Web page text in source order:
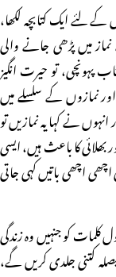
لئے ایک کتابچہ لکھا،
میں پڑھی جانے والی
پہونچی، تو حیرت انگیز
نمازوں کے سلسلے میں
نے کہا یہ نمازیں تو
کا باعث ہیں، ایسی
اچھی باتیں کہی جاتی
کو جنہیں وہ زندگی
فیصلہ کتنی جلدی کریں گے،